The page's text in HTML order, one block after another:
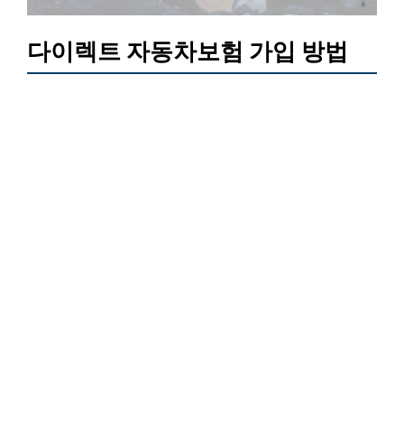
다이렉트 자동차보험 가입 방법